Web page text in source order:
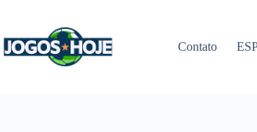
conteúdo
Contato